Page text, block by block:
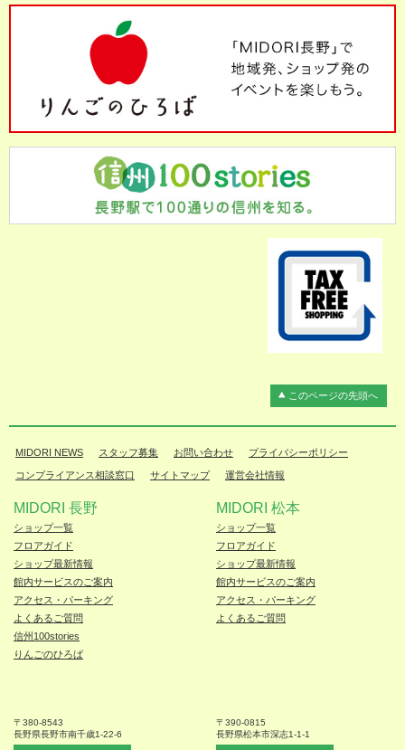
このページの先頭へ
MIDORI NEWS スタッフ募集 お問い合わせ プライバシーポリシー
コンプライアンス相談窓口 サイトマップ 運営会社情報
MIDORI 長野
ショップ一覧
フロアガイド
ショップ最新情報
館内サービスのご案内
アクセス・パーキング
よくあるご質問
信州100stories
りんごのひろば
〒380-8543
長野県長野市南千歳1-22-6
MIDORI 松本
ショップ一覧
フロアガイド
ショップ最新情報
館内サービスのご案内
アクセス・パーキング
よくあるご質問
〒390-0815
長野県松本市深志1-1-1